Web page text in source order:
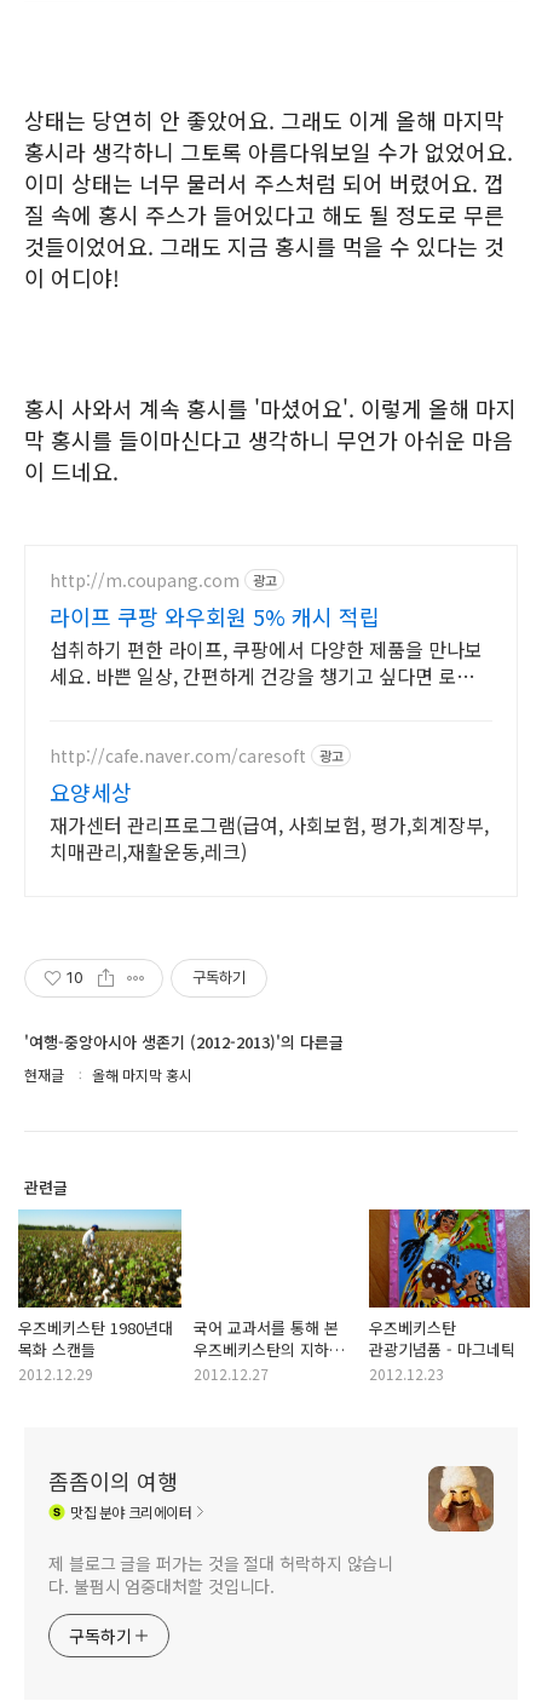
상태는 당연히 안 좋았어요. 그래도 이게 올해 마지막
홍시라 생각하니 그토록 아름다워보일 수가 없었어요.
이미 상태는 너무 물러서 주스처럼 되어 버렸어요. 껍
질 속에 홍시 주스가 들어있다고 해도 될 정도로 무른
것들이었어요. 그래도 지금 홍시를 먹을 수 있다는 것
이 어디야!
홍시 사와서 계속 홍시를 '마셨어요'. 이렇게 올해 마지
막 홍시를 들이마신다고 생각하니 무언가 아쉬운 마음
이 드네요.
http://m.coupang.com 광고
라이프 쿠팡 와우회원 5% 캐시 적립
섭취하기 편한 라이프, 쿠팡에서 다양한 제품을 만나보
세요. 바쁜 일상, 간편하게 건강을 챙기고 싶다면 로켓배
http://cafe.naver.com/caresoft 광고
요양세상
재가센터 관리프로그램(급여, 사회보험, 평가,회계장부,
치매관리,재활운동,레크)
10 구독하기
'여행-중앙아시아 생존기 (2012-2013)'의 다른글
현재글 올해 마지막 홍시
관련글
우즈베키스탄 1980년대
목화 스캔들
2012.12.29
국어 교과서를 통해 본
우즈베키스탄의 지하철
자부심
2012.12.27
우즈베키스탄
관광기념품 - 마그네틱
2012.12.23
좀좀이의 여행
맛집분야 크리에이터
제 블로그 글을 퍼가는 것을 절대 허락하지 않습니
다. 불펌시 엄중대처할 것입니다.
구독하기